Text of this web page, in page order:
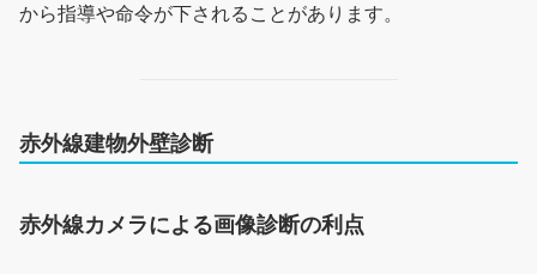
から指導や命令が下されることがあります。
赤外線建物外壁診断
赤外線カメラによる画像診断の利点